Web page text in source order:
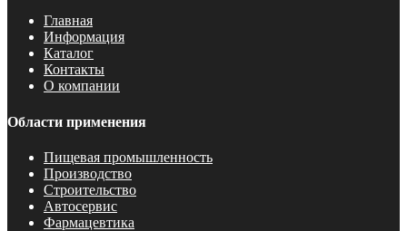
Главная
Информация
Каталог
Контакты
О компании
Области применения
Пищевая промышленность
Производство
Строительство
Автосервис
Фармацевтика